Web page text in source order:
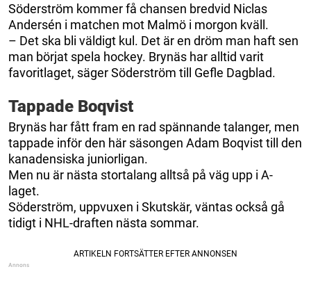
Söderström kommer få chansen bredvid Niclas
Andersén i matchen mot Malmö i morgon kväll.
– Det ska bli väldigt kul. Det är en dröm man haft sen
man börjat spela hockey. Brynäs har alltid varit
favoritlaget, säger Söderström till Gefle Dagblad.
Tappade Boqvist
Brynäs har fått fram en rad spännande talanger, men
tappade inför den här säsongen Adam Boqvist till den
kanadensiska juniorligan.
Men nu är nästa stortalang alltså på väg upp i A-
laget.
Söderström, uppvuxen i Skutskär, väntas också gå
tidigt i NHL-draften nästa sommar.